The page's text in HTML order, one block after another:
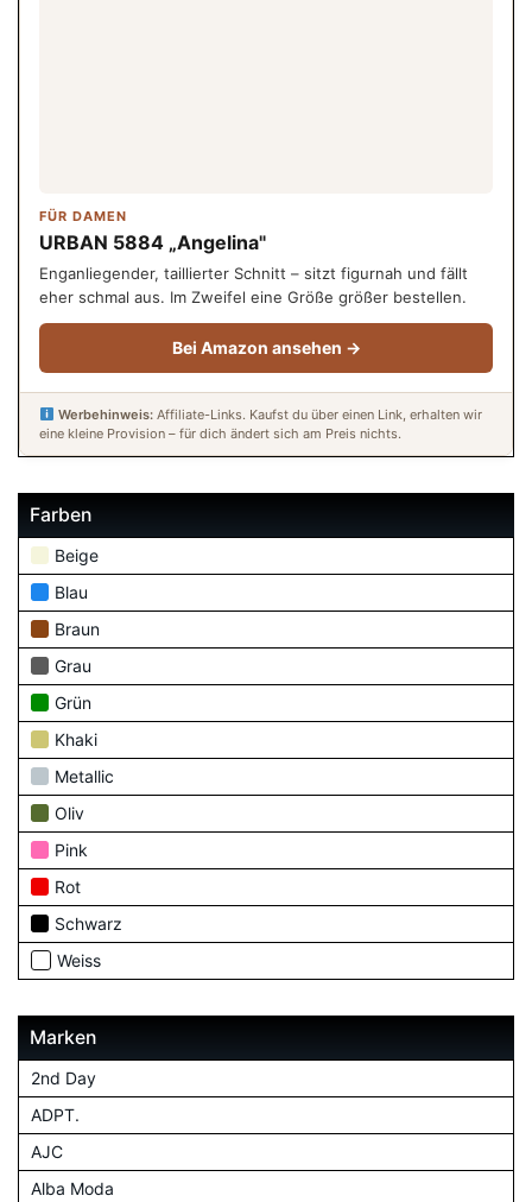
FÜR DAMEN
URBAN 5884 „Angelina"
Enganliegender, taillierter Schnitt – sitzt figurnah und fällt
eher schmal aus. Im Zweifel eine Größe größer bestellen.
Bei Amazon ansehen →
Werbehinweis:Affiliate-Links. Kaufst du über einen Link, erhalten wir
eine kleine Provision – für dich ändert sich am Preis nichts.
Farben
Beige
Blau
Braun
Grau
Grün
Khaki
Metallic
Oliv
Pink
Rot
Schwarz
Weiss
Marken
2nd Day
ADPT.
AJC
Alba Moda